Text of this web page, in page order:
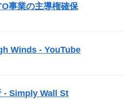
事業の主導権確保
Winds - YouTube
- Simply Wall St